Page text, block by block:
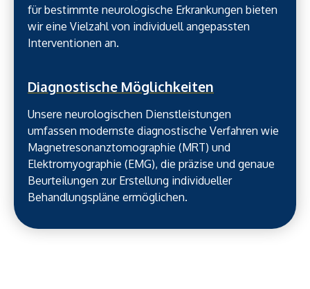
für bestimmte neurologische Erkrankungen bieten
wir eine Vielzahl von individuell angepassten
Interventionen an.
Diagnostische Möglichkeiten
Unsere neurologischen Dienstleistungen
umfassen modernste diagnostische Verfahren wie
Magnetresonanztomographie (MRT) und
Elektromyographie (EMG), die präzise und genaue
Beurteilungen zur Erstellung individueller
Behandlungspläne ermöglichen.